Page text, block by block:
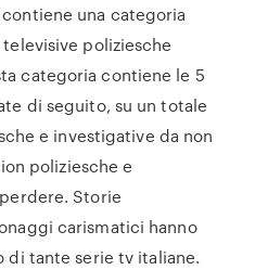
una categoria
poliziesche
categoria contiene le 5
di seguito, su un totale
e investigative da non
poliziesche e
Storie
carismatici hanno
di tante serie tv italiane.